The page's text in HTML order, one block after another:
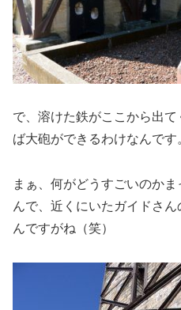
で、溶けた鉄がここから出
ば大砲ができるわけなんです
まぁ、何がどうすごいのか
んで、近くにいたガイドさ
んですがね（笑）